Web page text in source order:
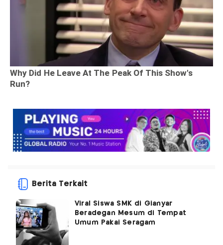
Berita Terkait
Viral Siswa SMK di Gianyar
Beradegan Mesum di Tempat
Umum Pakai Seragam